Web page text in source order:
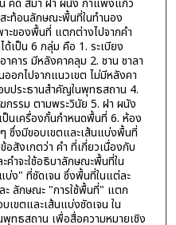
น คด สีมา ฝา ผนัง กำแพงแก้ว
ะท้อนลักษณะพื้นที่ในทำนอง
ะของพื้นที่ แตกต่างไปจากคำ
เป็น 6 กลุ่ม คือ 1. ระเบียง
คาร มีหลังคาคลุม 2. ชาน ชาลา
อกไปจากแนวเขต ไม่มีหลังคา
ประธานสำคัญในพุทธสถาน 4.
กรรม ตามพระวินัย 5. ฝา ผนัง
นเครื่องกั้นกำหนดพื้นที่ 6. ห้อง
ซึ่งมีขอบเขตและเส้นแบ่งพื้นที่
สังเกตว่า คำ ที่เกี่ยวเนื่องกับ
ำจะใช้อธิบาลักษณะพื้นที่ใน
ง" ที่ชัดเจน ซึ่งพื้นที่ในแต่ละ
ะ ลักษณะ "การใช้พื้นที่" แตก
เขตและเส้นแบ่งชัดเจน ใน
ทธสถาน เพื่อสื่อความหมายเชิง